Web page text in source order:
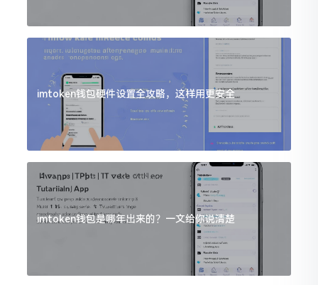
imtoken钱包硬件设置全攻略，这样用更安全
imtoken钱包是哪年出来的？一文给你说清楚